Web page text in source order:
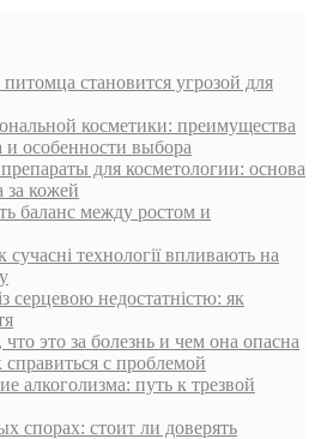
становится угрозой для
косметики: преимущества
и особенности выбора
для косметологии: основа
за кожей
баланс между ростом и
сучасні технології впливають на
серцевою недостатністю: як
это за болезнь и чем она опасна
с проблемой
алкоголизма: путь к трезвой
спорах: стоит ли доверять